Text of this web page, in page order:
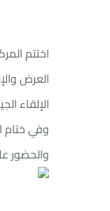
العرض
الإلقاء
وفي ختام
والحضور